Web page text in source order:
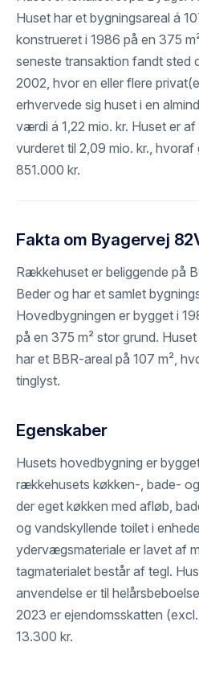
Huset har et bygningsareal á
konstrueret i 1986 på en 375
seneste transaktion fandt sted
2002, hvor en eller flere
erhvervede sig huset i en
værdi á 1,22 mio. kr. Huset er
vurderet til 2,09 mio. kr., hvoraf
851.000 kr.
Fakta om Byagervej
Rækkehuset er beliggende på
Beder og har et samlet
Hovedbygningen er bygget i
på en 375 m² stor grund.
har et BBR-areal på 107 m²,
tinglyst.
Egenskaber
Husets hovedbygning er
rækkehusets køkken-, bade-
der eget køkken med afløb,
og vandskyllende toilet i
ydervægsmateriale er lavet af
tagmaterialet består af tegl.
anvendelse er til
2023 er ejendomsskatten
13.300 kr.